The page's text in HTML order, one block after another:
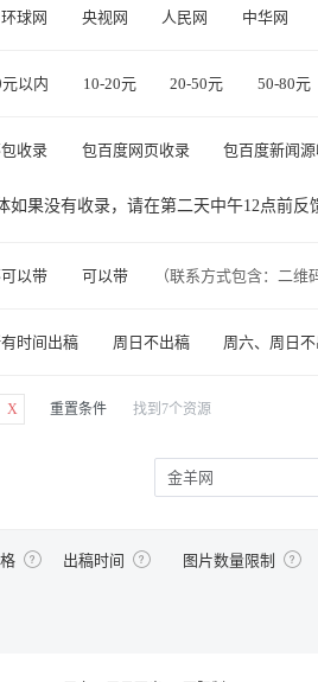
环球网 央视网 人民网 中华网
元以内 10-20元 20-50元 50-80元
收录 包百度网页收录 包百度新闻
如果没有收录，请在第二天中午12点前
以带 可以带 （联系方式包含：二
时间出稿 周日不出稿 周六、周日
X 重置条件 找到7个资源
出稿时间 图片数量限制